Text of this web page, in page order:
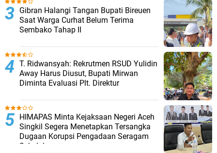
Gibran Halangi Tangan Bupati Bireuen
Saat Warga Curhat Belum Terima
Sembako Tahap II
T. Ridwansyah: Rekrutmen RSUD Yulidin
Away Harus Diusut, Bupati Mirwan
Diminta Evaluasi Plt. Direktur
HIMAPAS Minta Kejaksaan Negeri Aceh
Singkil Segera Menetapkan Tersangka
Dugaan Korupsi Pengadaan Seragam
Sekolah